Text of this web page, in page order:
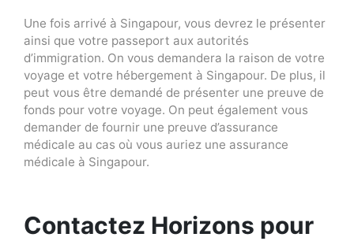
Une fois arrivé à Singapour, vous devrez le présenter
ainsi que votre passeport aux autorités
d’immigration. On vous demandera la raison de votre
voyage et votre hébergement à Singapour. De plus, il
peut vous être demandé de présenter une preuve de
fonds pour votre voyage. On peut également vous
demander de fournir une preuve d’assurance
médicale au cas où vous auriez une assurance
médicale à Singapour.
Contactez Horizons pour